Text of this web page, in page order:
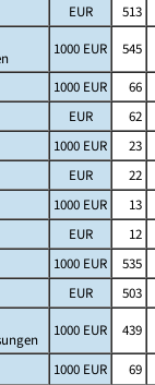
EUR 513
1000 EUR 545
1000 EUR 66
EUR 62
1000 EUR 23
EUR 22
1000 EUR 13
EUR 12
1000 EUR 535
EUR 503
1000 EUR 439
1000 EUR 69